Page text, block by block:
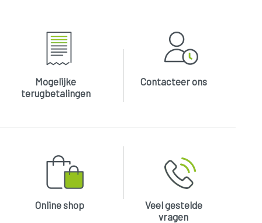
Mogelijke
terugbetalingen
Contacteer ons
Online shop
Veel gestelde
vragen